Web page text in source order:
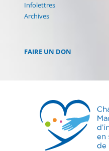
Infolettres
Archives
FAIRE UN DON